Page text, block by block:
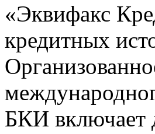
«Эквифакс
кредитных
БКИ включает